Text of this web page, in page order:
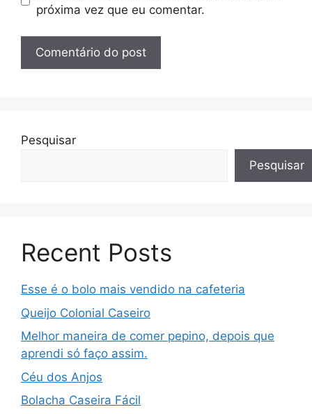
próxima vez que eu comentar.
Pesquisar
Pesquisar
Recent Posts
Esse é o bolo mais vendido na cafeteria
Queijo Colonial Caseiro
Melhor maneira de comer pepino, depois que
aprendi só faço assim.
Céu dos Anjos
Bolacha Caseira Fácil